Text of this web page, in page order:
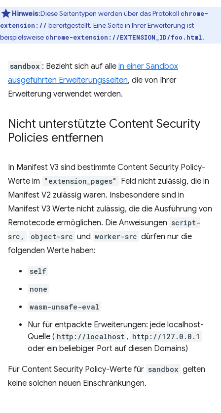
Hinweis:Diese Seitentypen werden über das Protokoll chrome-
extension:// bereitgestellt. Eine Seite in Ihrer Erweiterung ist
beispielsweise chrome-extension://EXTENSION_ID/foo.html.
sandbox : Bezieht sich auf alle in einer Sandbox
ausgeführten Erweiterungsseiten, die von Ihrer
Erweiterung verwendet werden.
Nicht unterstützte Content Security
Policies entfernen
In Manifest V3 sind bestimmte Content Security Policy-
Werte im "extension_pages"
Feld nicht zulässig, die in
Manifest V2 zulässig waren. Insbesondere sind in
Manifest V3 Werte nicht zulässig, die die Ausführung von
Remotecode ermöglichen. Die Anweisungen script-
src,
object-src und worker-src dürfen nur die
folgenden Werte haben:
self
none
wasm-unsafe-eval
Nur für entpackte Erweiterungen: jede localhost-
Quelle ( http://localhost , http://127.0.0.1
oder ein beliebiger Port auf diesen Domains)
Für Content Security Policy-Werte für sandbox gelten
keine solchen neuen Einschränkungen.